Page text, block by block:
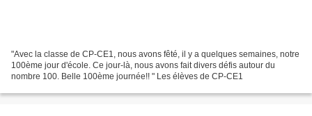
"Avec la classe de CP-CE1, nous avons fêté, il y a quelques semaines, notre
100ème jour d'école. Ce jour-là, nous avons fait divers défis autour du
nombre 100. Belle 100ème journée!! " Les élèves de CP-CE1